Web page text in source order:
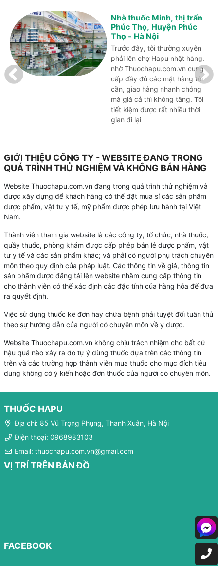
Nhà thuốc Minh, thị trấn
Phúc Thọ, Huyện Phúc
Thọ - Hà Nội
Trước đây, tôi thường xuyên
phải lên chợ Hapu nhặt hàng.
nhờ Thuochapu.com.vn cung
cấp đầy đủ các mặt hàng tôi
cần, giao hàng nhanh chóng
mà giá cả thì không tăng. Tôi
tiết kiệm được rất nhiều thời
gian đi lại
GIỚI THIỆU CÔNG TY - WEBSITE ĐANG TRONG
QUÁ TRÌNH THỬ NGHIỆM VÀ KHÔNG BÁN HÀNG
Website Thuochapu.com.vn đang trong quá trình thử nghiệm và
được xây dựng để khách hàng có thể đặt mua sỉ các sản phẩm
dược phẩm, vật tư y tế, mỹ phẩm được phép lưu hành tại Việt
Nam.
Thành viên tham gia website là các công ty, tổ chức, nhà thuốc,
quầy thuốc, phòng khám được cấp phép bán lẻ dược phẩm, vật
tư y tế và các sản phẩm khác; và phải có người phụ trách chuyên
môn theo quy định của pháp luật. Các thông tin về giá, thông tin
sản phẩm được đăng tải lên website nhằm cung cấp thông tin
cho thành viên có thể xác định các đặc tính của hàng hóa để đưa
ra quyết định.
Việc sử dụng thuốc kê đơn hay chữa bệnh phải tuyệt đối tuân thủ
theo sự hướng dẫn của người có chuyên môn về y dược.
Website Thuochapu.com.vn không chịu trách nhiệm cho bất cứ
hậu quả nào xảy ra do tự ý dùng thuốc dựa trên các thông tin
trên và các trường hợp thành viên mua thuốc cho mục đích tiêu
dung không có ý kiến hoặc đơn thuốc của người có chuyên môn.
THUỐC HAPU
Địa chỉ: 85 Vũ Trọng Phụng, Thanh Xuân, Hà Nội
Điện thoại: 0968983103
Email: thuochapu.com.vn@gmail.com
VỊ TRÍ TRÊN BẢN ĐỒ
FACEBOOK